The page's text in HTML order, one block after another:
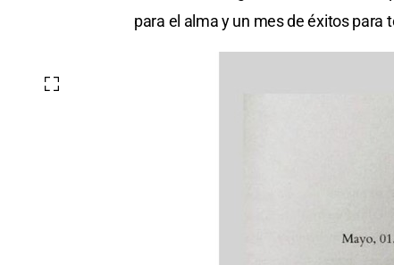
para el alma y un mes de éxitos para